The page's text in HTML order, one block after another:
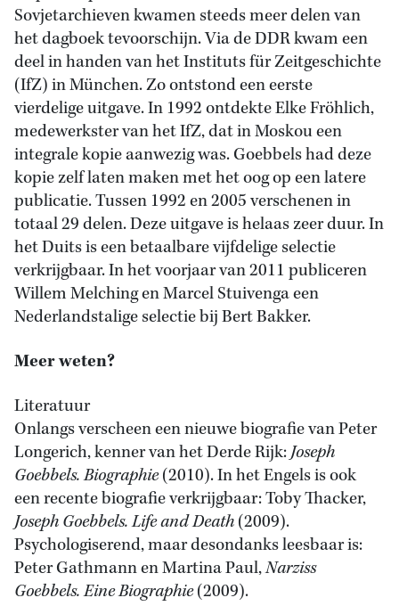
Sovjetarchieven kwamen steeds meer delen van
het dagboek tevoorschijn. Via de DDR kwam een
deel in handen van het Instituts für Zeitgeschichte
(IfZ) in München. Zo ontstond een eerste
vierdelige uitgave. In 1992 ontdekte Elke Fröhlich,
medewerkster van het IfZ, dat in Moskou een
integrale kopie aanwezig was. Goebbels had deze
kopie zelf laten maken met het oog op een latere
publicatie. Tussen 1992 en 2005 verschenen in
totaal 29 delen. Deze uitgave is helaas zeer duur. In
het Duits is een betaalbare vijfdelige selectie
verkrijgbaar. In het voorjaar van 2011 publiceren
Willem Melching en Marcel Stuivenga een
Nederlandstalige selectie bij Bert Bakker.
Meer weten?
Literatuur
Onlangs verscheen een nieuwe biografie van Peter
Longerich, kenner van het Derde Rijk:Joseph
Goebbels. Biographie(2010). In het Engels is ook
een recente biografie verkrijgbaar: Toby Thacker,
Joseph Goebbels. Life and Death(2009).
Psychologiserend, maar desondanks leesbaar is:
Peter Gathmann en Martina Paul,Narziss
Goebbels. Eine Biographie(2009).